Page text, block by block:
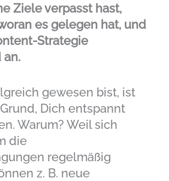
Ziele verpasst hast,
es gelegen hat, und
Strategie
an.
gewesen bist, ist
Dich entspannt
Warum? Weil sich
die
regelmäßig
z. B. neue